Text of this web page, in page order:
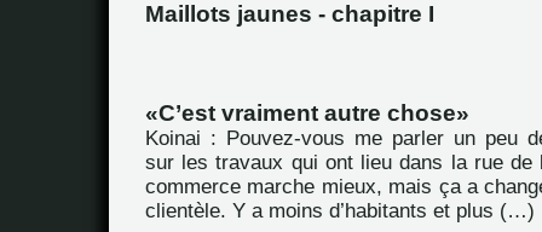
Maillots jaunes - chapitre I
C’est vraiment autre chose
Koinai : Pouvez-vous me parler un peu
sur les travaux qui ont lieu dans la rue de
commerce marche mieux, mais ça a
clientèle. Y a moins d’habitants et plus (…)